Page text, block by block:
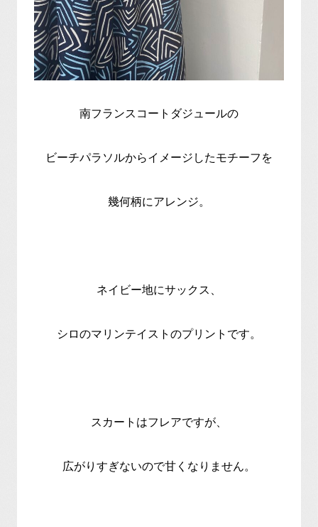
南フランスコートダジュールの
ビーチパラソルからイメージしたモチーフを
幾何柄にアレンジ。
ネイビー地にサックス、
シロのマリンテイストのプリントです。
スカートはフレアですが、
広がりすぎないので甘くなりません。